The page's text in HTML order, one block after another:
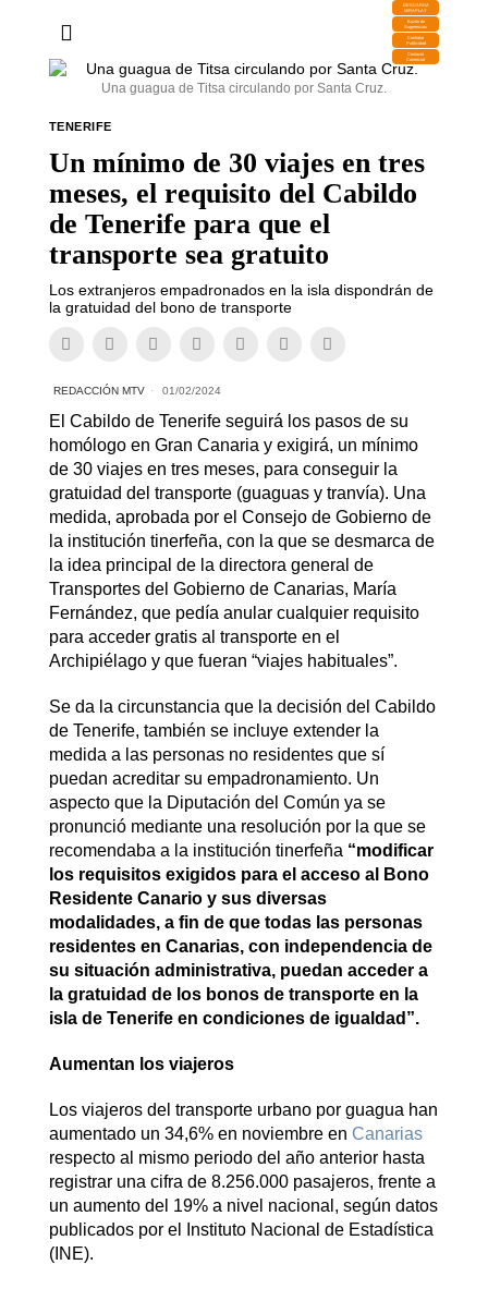
DESCARGA
MIRAPLAY
Buzón de
Sugerencias
Contratar
Publicidad
Contacto
Comercial
Una guagua de Titsa circulando por Santa Cruz.
TENERIFE
Un mínimo de 30 viajes en tres
meses, el requisito del Cabildo
de Tenerife para que el
transporte sea gratuito
Los extranjeros empadronados en la isla dispondrán de
la gratuidad del bono de transporte
REDACCIÓN MTV 01/02/2024
El Cabildo de Tenerife seguirá los pasos de su
homólogo en Gran Canaria y exigirá, un mínimo
de 30 viajes en tres meses, para conseguir la
gratuidad del transporte (guaguas y tranvía). Una
medida, aprobada por el Consejo de Gobierno de
la institución tinerfeña, con la que se desmarca de
la idea principal de la directora general de
Transportes del Gobierno de Canarias, María
Fernández, que pedía anular cualquier requisito
para acceder gratis al transporte en el
Archipiélago y que fueran “viajes habituales”.
Se da la circunstancia que la decisión del Cabildo
de Tenerife, también se incluye extender la
medida a las personas no residentes que sí
puedan acreditar su empadronamiento. Un
aspecto que la Diputación del Común ya se
pronunció mediante una resolución por la que se
recomendaba a la institución tinerfeña “modificar
los requisitos exigidos para el acceso al Bono
Residente Canario y sus diversas
modalidades, a fin de que todas las personas
residentes en Canarias, con independencia de
su situación administrativa, puedan acceder a
la gratuidad de los bonos de transporte en la
isla de Tenerife en condiciones de igualdad”.
Aumentan los viajeros
Los viajeros del transporte urbano por guagua han
aumentado un 34,6% en noviembre en Canarias
respecto al mismo periodo del año anterior hasta
registrar una cifra de 8.256.000 pasajeros, frente a
un aumento del 19% a nivel nacional, según datos
publicados por el Instituto Nacional de Estadística
(INE).